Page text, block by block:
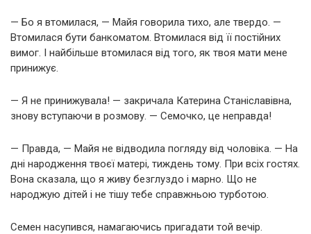
— Бо я втомилася, — Майя говорила тихо, але твердо. —
Втомилася бути банкоматом. Втомилася від її постійних
вимог. І найбільше втомилася від того, як твоя мати мене
принижує.
— Я не принижувала! — закричала Катерина Станіславівна,
знову вступаючи в розмову. — Семочко, це неправда!
— Правда, — Майя не відводила погляду від чоловіка. — На
дні народження твоєї матері, тиждень тому. При всіх гостях.
Вона сказала, що я живу безглуздо і марно. Що не
народжую дітей і не тішу тебе справжньою турботою.
Семен насупився, намагаючись пригадати той вечір.